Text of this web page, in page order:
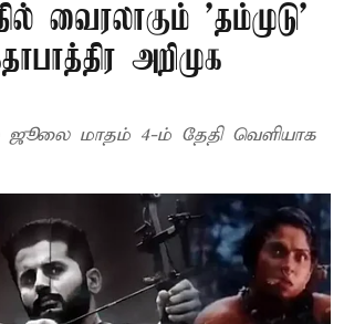
வைரலாகும் 'தம்முடு'
அறிமுக
ஜூலை மாதம் 4-ம் தேதி வெளியாக